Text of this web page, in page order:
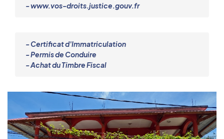
- www.vos-droits.justice.gouv.fr
- Certificat d'Immatriculation
- Permis de Conduire
- Achat du Timbre Fiscal